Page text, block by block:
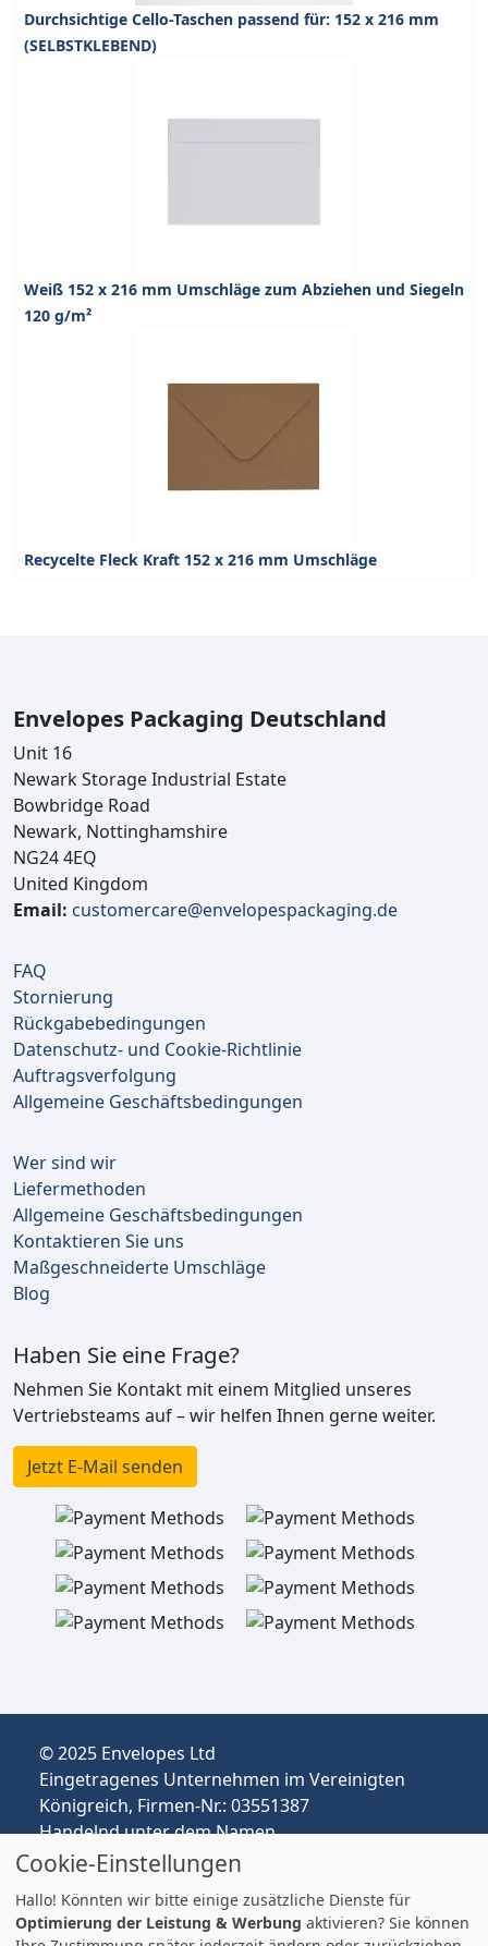
Durchsichtige Cello-Taschen passend für: 152 x 216 mm
(SELBSTKLEBEND)
Weiß 152 x 216 mm Umschläge zum Abziehen und Siegeln
120 g/m²
Recycelte Fleck Kraft 152 x 216 mm Umschläge
Envelopes Packaging Deutschland
Unit 16
Newark Storage Industrial Estate
Bowbridge Road
Newark, Nottinghamshire
NG24 4EQ
United Kingdom
Email: customercare@envelopespackaging.de
FAQ
Stornierung
Rückgabebedingungen
Datenschutz- und Cookie-Richtlinie
Auftragsverfolgung
Allgemeine Geschäftsbedingungen
Wer sind wir
Liefermethoden
Allgemeine Geschäftsbedingungen
Kontaktieren Sie uns
Maßgeschneiderte Umschläge
Blog
Haben Sie eine Frage?
Nehmen Sie Kontakt mit einem Mitglied unseres
Vertriebsteams auf – wir helfen Ihnen gerne weiter.
Jetzt E-Mail senden
© 2025 Envelopes Ltd
Eingetragenes Unternehmen im Vereinigten
Königreich, Firmen-Nr.: 03551387
Handelnd unter dem Namen
envelopespackaging.de | Versand vom
Vereinigten Königreich nach Deutschland
Preise in EUR | Zölle & MwSt. können anfallen.
Impressum
Cookie-Einstellungen
Hallo! Könnten wir bitte einige zusätzliche Dienste für
Optimierung der Leistung & Werbung aktivieren? Sie können